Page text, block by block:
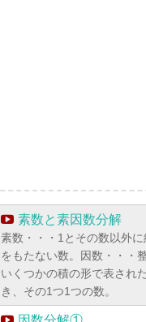
素数と素因数分解
素数・・・1とその数以外に
をもたない数。因数・・・
いくつかの積の形で表され
き、その1つ1つの数。